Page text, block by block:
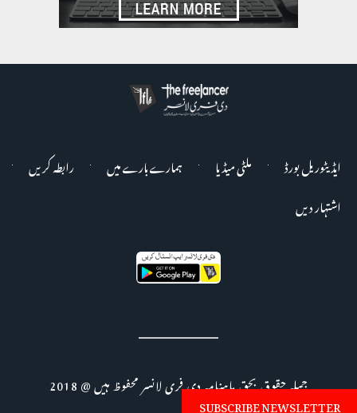
ایڈیٹوریل بورڈ ملٹی میڈیا ہمارے بارے میں
رابطہ کریں
اشتہار دیں
جملہ حقوق بحق ماہنامہ دی فری لانسر محفوظ ہیں @ 2018
SUBSCRIBE NEWSLETTER